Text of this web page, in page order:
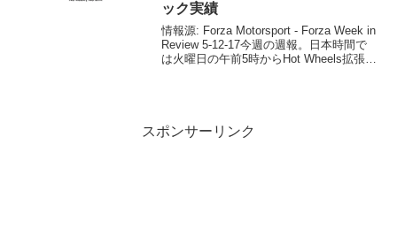
ック実績
情報源: Forza Motorsport - Forza Week in
Review 5-12-17今週の週報。日本時間で
は火曜日の午前5時からHot Wheels拡張の
スポンサーリンク